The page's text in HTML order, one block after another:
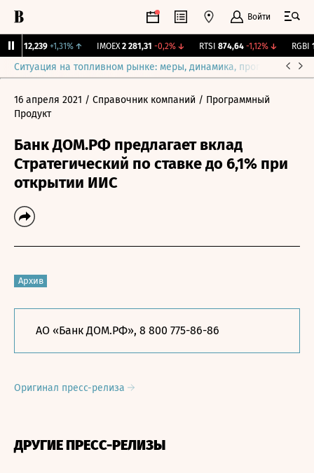
Войти
12,239 +1,31% ↑ IMOEX 2 281,31 -0,2%↓ RTSI 874,64 -1,12%↓ RGBI
Ситуация на топливном рынке: меры, динамика, прогнозы
16 апреля 2021 / Справочник компаний / Программный
Продукт
Банк ДОМ.РФ предлагает вклад
Стратегический по ставке до 6,1% при
открытии ИИС
Архив
АО «Банк ДОМ.РФ», 8 800 775-86-86
Оригинал пресс-релиза
ДРУГИЕ ПРЕСС-РЕЛИЗЫ